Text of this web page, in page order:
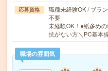
応募資格
職種未経験OK / ブラ
不要
未経験OK！●紙多め
抗がない方＼PC基
職場の雰囲気